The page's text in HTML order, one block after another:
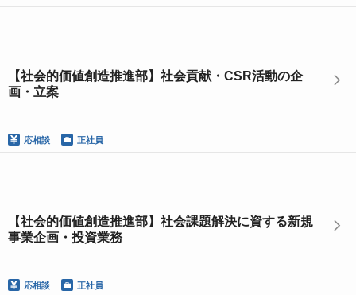
【社会的価値創造推進部】社会貢献・CSR活動の企
画・立案
応相談 正社員
【社会的価値創造推進部】社会課題解決に資する新規
事業企画・投資業務
応相談 正社員